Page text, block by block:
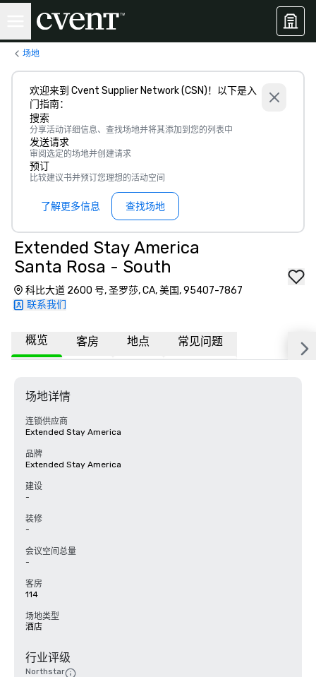
场地
欢迎来到 Cvent Supplier Network (CSN)！以下是入
门指南：
搜索
分享活动详细信息、查找场地并将其添加到您的列表中
发送请求
审阅选定的场地并创建请求
预订
比较建议书并预订您理想的活动空间
了解更多信息 查找场地
Extended Stay America
Santa Rosa - South
科比大道 2600 号, 圣罗莎, CA, 美国, 95407-7867
联系我们
概览 客房 地点 常见问题
场地详情
连锁供应商
Extended Stay America
品牌
Extended Stay America
建设
-
装修
-
会议空间总量
-
客房
114
场地类型
酒店
行业评级
Northstar